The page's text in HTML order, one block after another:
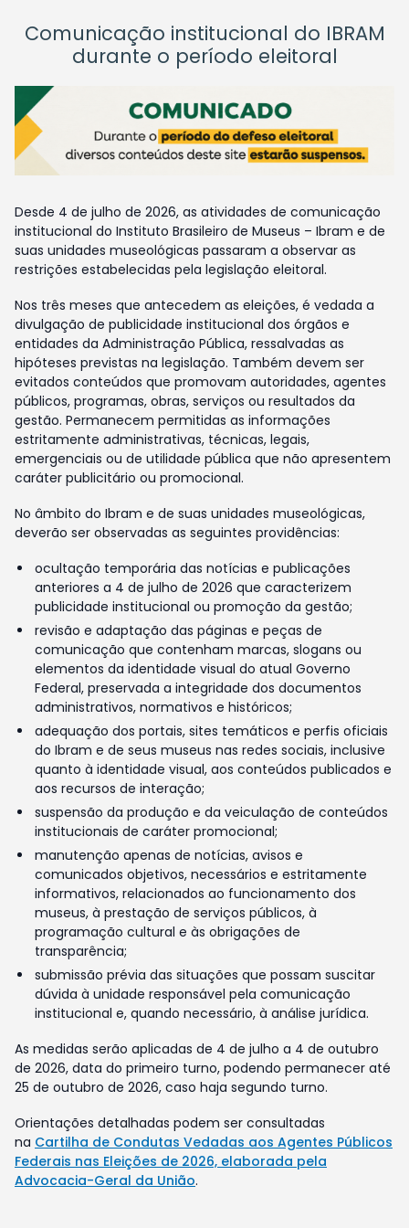
Comunicação institucional do IBRAM
durante o período eleitoral
Desde 4 de julho de 2026, as atividades de comunicação
institucional do Instituto Brasileiro de Museus – Ibram e de
suas unidades museológicas passaram a observar as
restrições estabelecidas pela legislação eleitoral.
Nos três meses que antecedem as eleições, é vedada a
divulgação de publicidade institucional dos órgãos e
entidades da Administração Pública, ressalvadas as
hipóteses previstas na legislação. Também devem ser
evitados conteúdos que promovam autoridades, agentes
públicos, programas, obras, serviços ou resultados da
gestão. Permanecem permitidas as informações
estritamente administrativas, técnicas, legais,
emergenciais ou de utilidade pública que não apresentem
caráter publicitário ou promocional.
No âmbito do Ibram e de suas unidades museológicas,
deverão ser observadas as seguintes providências:
ocultação temporária das notícias e publicações
anteriores a 4 de julho de 2026 que caracterizem
publicidade institucional ou promoção da gestão;
revisão e adaptação das páginas e peças de
comunicação que contenham marcas, slogans ou
elementos da identidade visual do atual Governo
Federal, preservada a integridade dos documentos
administrativos, normativos e históricos;
adequação dos portais, sites temáticos e perfis oficiais
do Ibram e de seus museus nas redes sociais, inclusive
quanto à identidade visual, aos conteúdos publicados e
aos recursos de interação;
suspensão da produção e da veiculação de conteúdos
institucionais de caráter promocional;
manutenção apenas de notícias, avisos e
comunicados objetivos, necessários e estritamente
informativos, relacionados ao funcionamento dos
museus, à prestação de serviços públicos, à
programação cultural e às obrigações de
transparência;
submissão prévia das situações que possam suscitar
dúvida à unidade responsável pela comunicação
institucional e, quando necessário, à análise jurídica.
As medidas serão aplicadas de 4 de julho a 4 de outubro
de 2026, data do primeiro turno, podendo permanecer até
25 de outubro de 2026, caso haja segundo turno.
Orientações detalhadas podem ser consultadas
na Cartilha de Condutas Vedadas aos Agentes Públicos
Federais nas Eleições de 2026, elaborada pela
Advocacia-Geral da União.